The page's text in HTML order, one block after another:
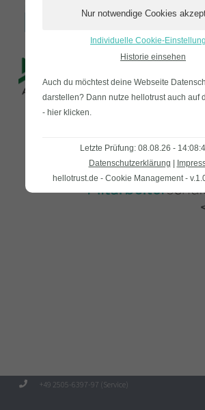
+49 2505-6397-97 (Service)
Individuelle Cookie-
Historie einsehen
Auch du möchtest deine Webseite
darstellen? Dann nutze hellotrust auch auf
- hier klicken.
Letzte Prüfung: 08.08.26 -
Datenschutzerklärung
hellotrust.de - Cookie Management -